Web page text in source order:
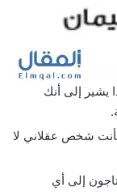
يشير إلى أنك
فأنت شخص عقلاني لا
إلى أي